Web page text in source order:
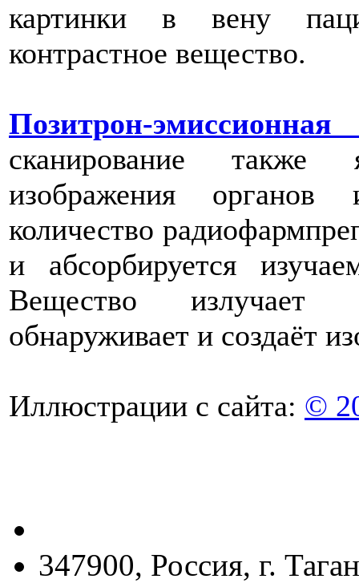
картинки в вену
контрастное вещество.
Позитрон-
сканирование также
изображения
количество
и абсорбируется
Вещество излучает
обнаруживает и создаёт
Иллюстрации с сайта: ©
347900, Россия, г.